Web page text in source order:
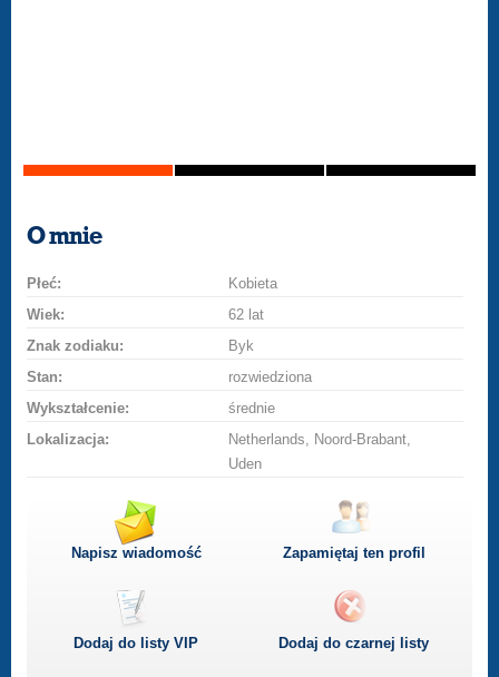
O mnie
Płeć:
Kobieta
Wiek:
62 lat
Znak zodiaku:
Byk
Stan:
rozwiedziona
Wykształcenie:
średnie
Lokalizacja:
Netherlands, Noord-Brabant,
Uden
Napisz wiadomość Zapamiętaj ten profil
Dodaj do listyVIP Dodaj do czarnej listy